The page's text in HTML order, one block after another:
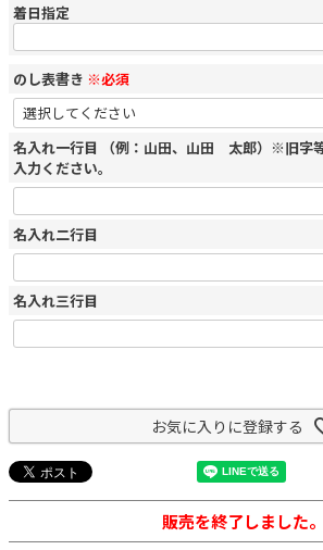
着日指定
のし表書き ※必須
名入れ一行目 （例：山田、山田 太郎）※旧字
入力ください。
名入れ二行目
名入れ三行目
お気に入りに登録する
販売を終了しました。